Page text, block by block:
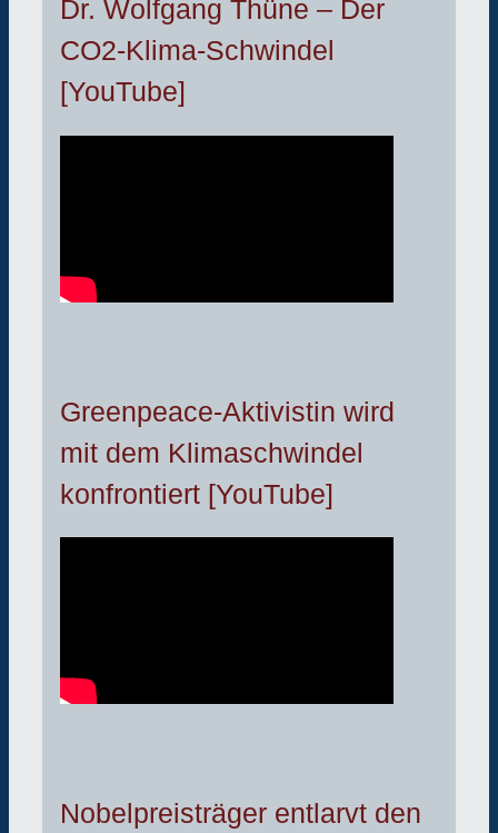
Dr. Wolfgang Thüne – Der
CO2-Klima-Schwindel
[YouTube]
Greenpeace-Aktivistin wird
mit dem Klimaschwindel
konfrontiert [YouTube]
Nobelpreisträger entlarvt den